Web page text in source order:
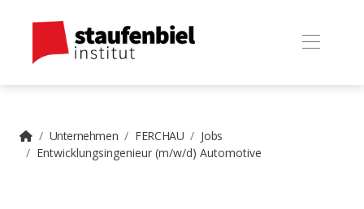
Unternehmen FERCHAU
Jobs
Entwicklungsingenieur (m/w/d) Automotive